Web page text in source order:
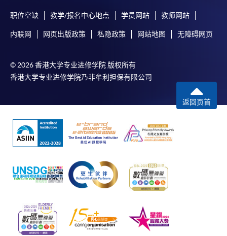
职位空缺 教学/报名中心地点 学员网站 教师网站
内联网 网页出版政策 私隐政策 网站地图 无障碍网页
© 2026 香港大学专业进修学院 版权所有
香港大学专业进修学院乃非牟利担保有限公司
返回页首